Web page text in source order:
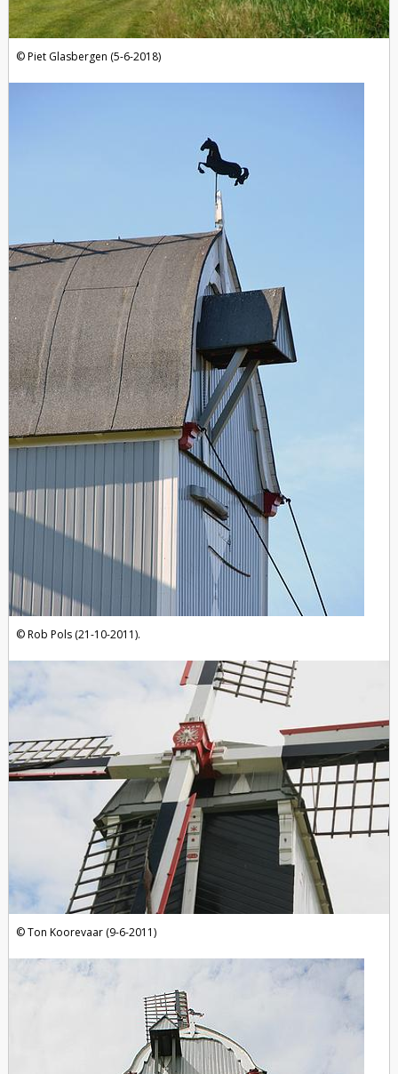
Piet Glasbergen (5-6-2018)
Rob Pols (21-10-2011).
Ton Koorevaar (9-6-2011)